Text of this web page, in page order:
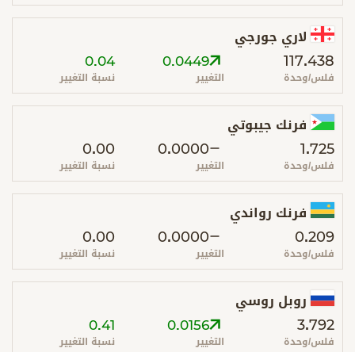
لاري جورجي
117.438
فلس/وحدة
0.0449
التغيير
0.04
نسبة التغيير
فرنك جيبوتي
1.725
فلس/وحدة
0.0000
التغيير
0.00
نسبة التغيير
فرنك رواندي
0.209
فلس/وحدة
0.0000
التغيير
0.00
نسبة التغيير
روبل روسي
3.792
فلس/وحدة
0.0156
التغيير
0.41
نسبة التغيير